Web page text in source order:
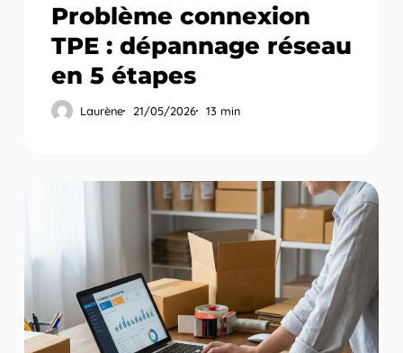
Problème connexion
TPE : dépannage réseau
en 5 étapes
Laurène 21/05/2026 13 min
commerçant
compléter
sa
boutique